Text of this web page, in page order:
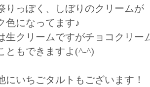
りっぽく、しぼりのクリームが
色になってます♪
生クリームですがチョコクリー
ともできますよ(^-^)
にいちごタルトもございます！